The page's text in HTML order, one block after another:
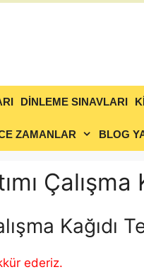
DİNLEME SINAVLARI
ZAMANLAR BLOG
Kağıdı
ederiz.